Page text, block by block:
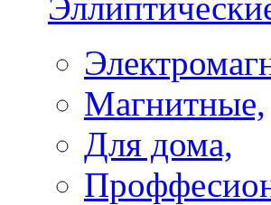
Магнитные,
Для дома,